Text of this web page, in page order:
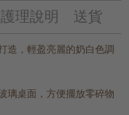
護理說明 送貨
造，輕盈亮麗的奶白色調
璃桌面，方便擺放零碎物